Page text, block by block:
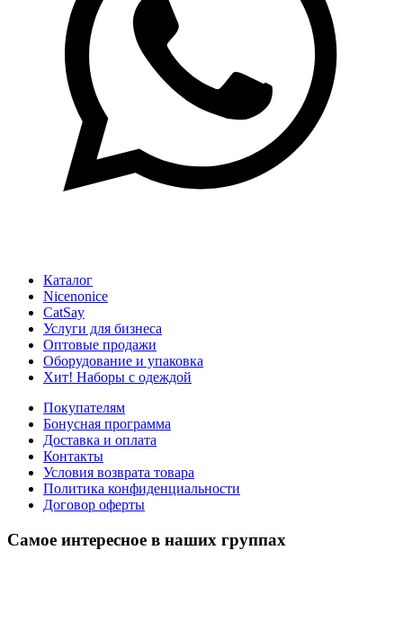
Каталог
Nicenonice
CatSay
Услуги для бизнеса
Оптовые продажи
Оборудование и упаковка
Хит! Наборы с одеждой
Покупателям
Бонусная программа
Доставка и оплата
Контакты
Условия возврата товара
Политика конфиденциальности
Договор оферты
Самое интересное в наших группах